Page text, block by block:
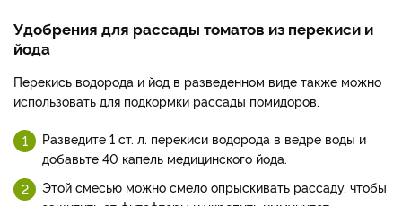
Удобрения для рассады томатов из перекиси и
йода
Перекись водорода и йод в разведенном виде также можно
использовать для подкормки рассады помидоров.
Разведите 1 ст. л. перекиси водорода в ведре воды и
добавьте 40 капель медицинского йода.
Этой смесью можно смело опрыскивать рассаду, чтобы